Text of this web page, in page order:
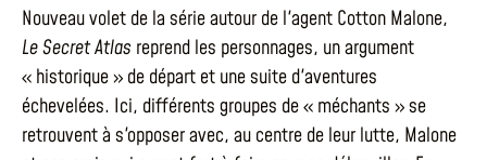
Nouveau volet de la série autour de l'agent Cotton Malone,
Le Secret Atlas reprend les personnages, un argument
« historique » de départ et une suite d'aventures
échevelées. Ici, différents groupes de « méchants » se
retrouvent à s'opposer avec, au centre de leur lutte, Malone